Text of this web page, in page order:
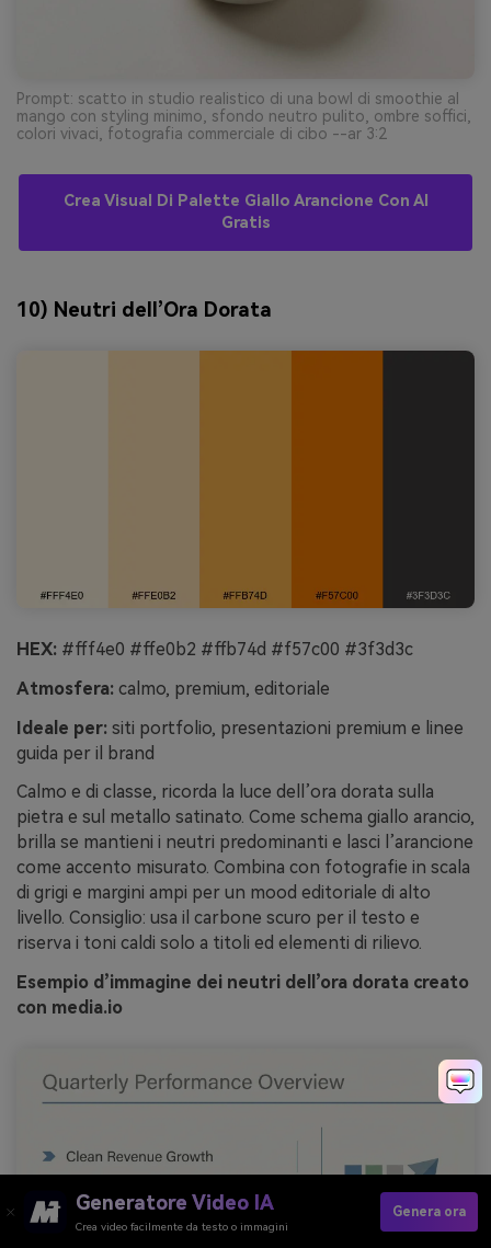
Prompt: scatto in studio realistico di una bowl di smoothie al
mango con styling minimo, sfondo neutro pulito, ombre soffici,
colori vivaci, fotografia commerciale di cibo --ar 3:2
Crea Visual Di Palette Giallo Arancione Con AI
Gratis
10) Neutri dell’Ora Dorata
HEX: #fff4e0 #ffe0b2 #ffb74d #f57c00 #3f3d3c
Atmosfera: calmo, premium, editoriale
Ideale per: siti portfolio, presentazioni premium e linee
guida per il brand
Calmo e di classe, ricorda la luce dell’ora dorata sulla
pietra e sul metallo satinato. Come schema giallo arancio,
brilla se mantieni i neutri predominanti e lasci l’arancione
come accento misurato. Combina con fotografie in scala
di grigi e margini ampi per un mood editoriale di alto
livello. Consiglio: usa il carbone scuro per il testo e
riserva i toni caldi solo a titoli ed elementi di rilievo.
Esempio d’immagine dei neutri dell’ora dorata creato
con media.io
Generatore Video IA
Crea video facilmente da testo o immagini
Genera ora